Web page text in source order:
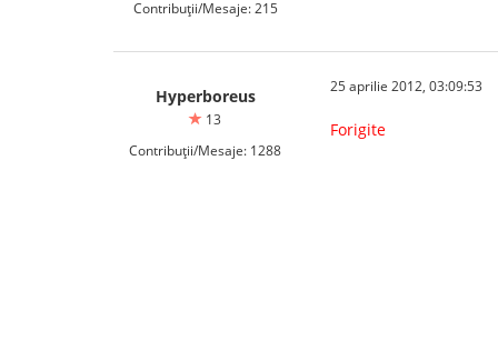
Contribuții/Mesaje: 215
Hyperboreus
13
Contribuții/Mesaje: 1288
25 aprilie 2012, 03:09:53
Forigite